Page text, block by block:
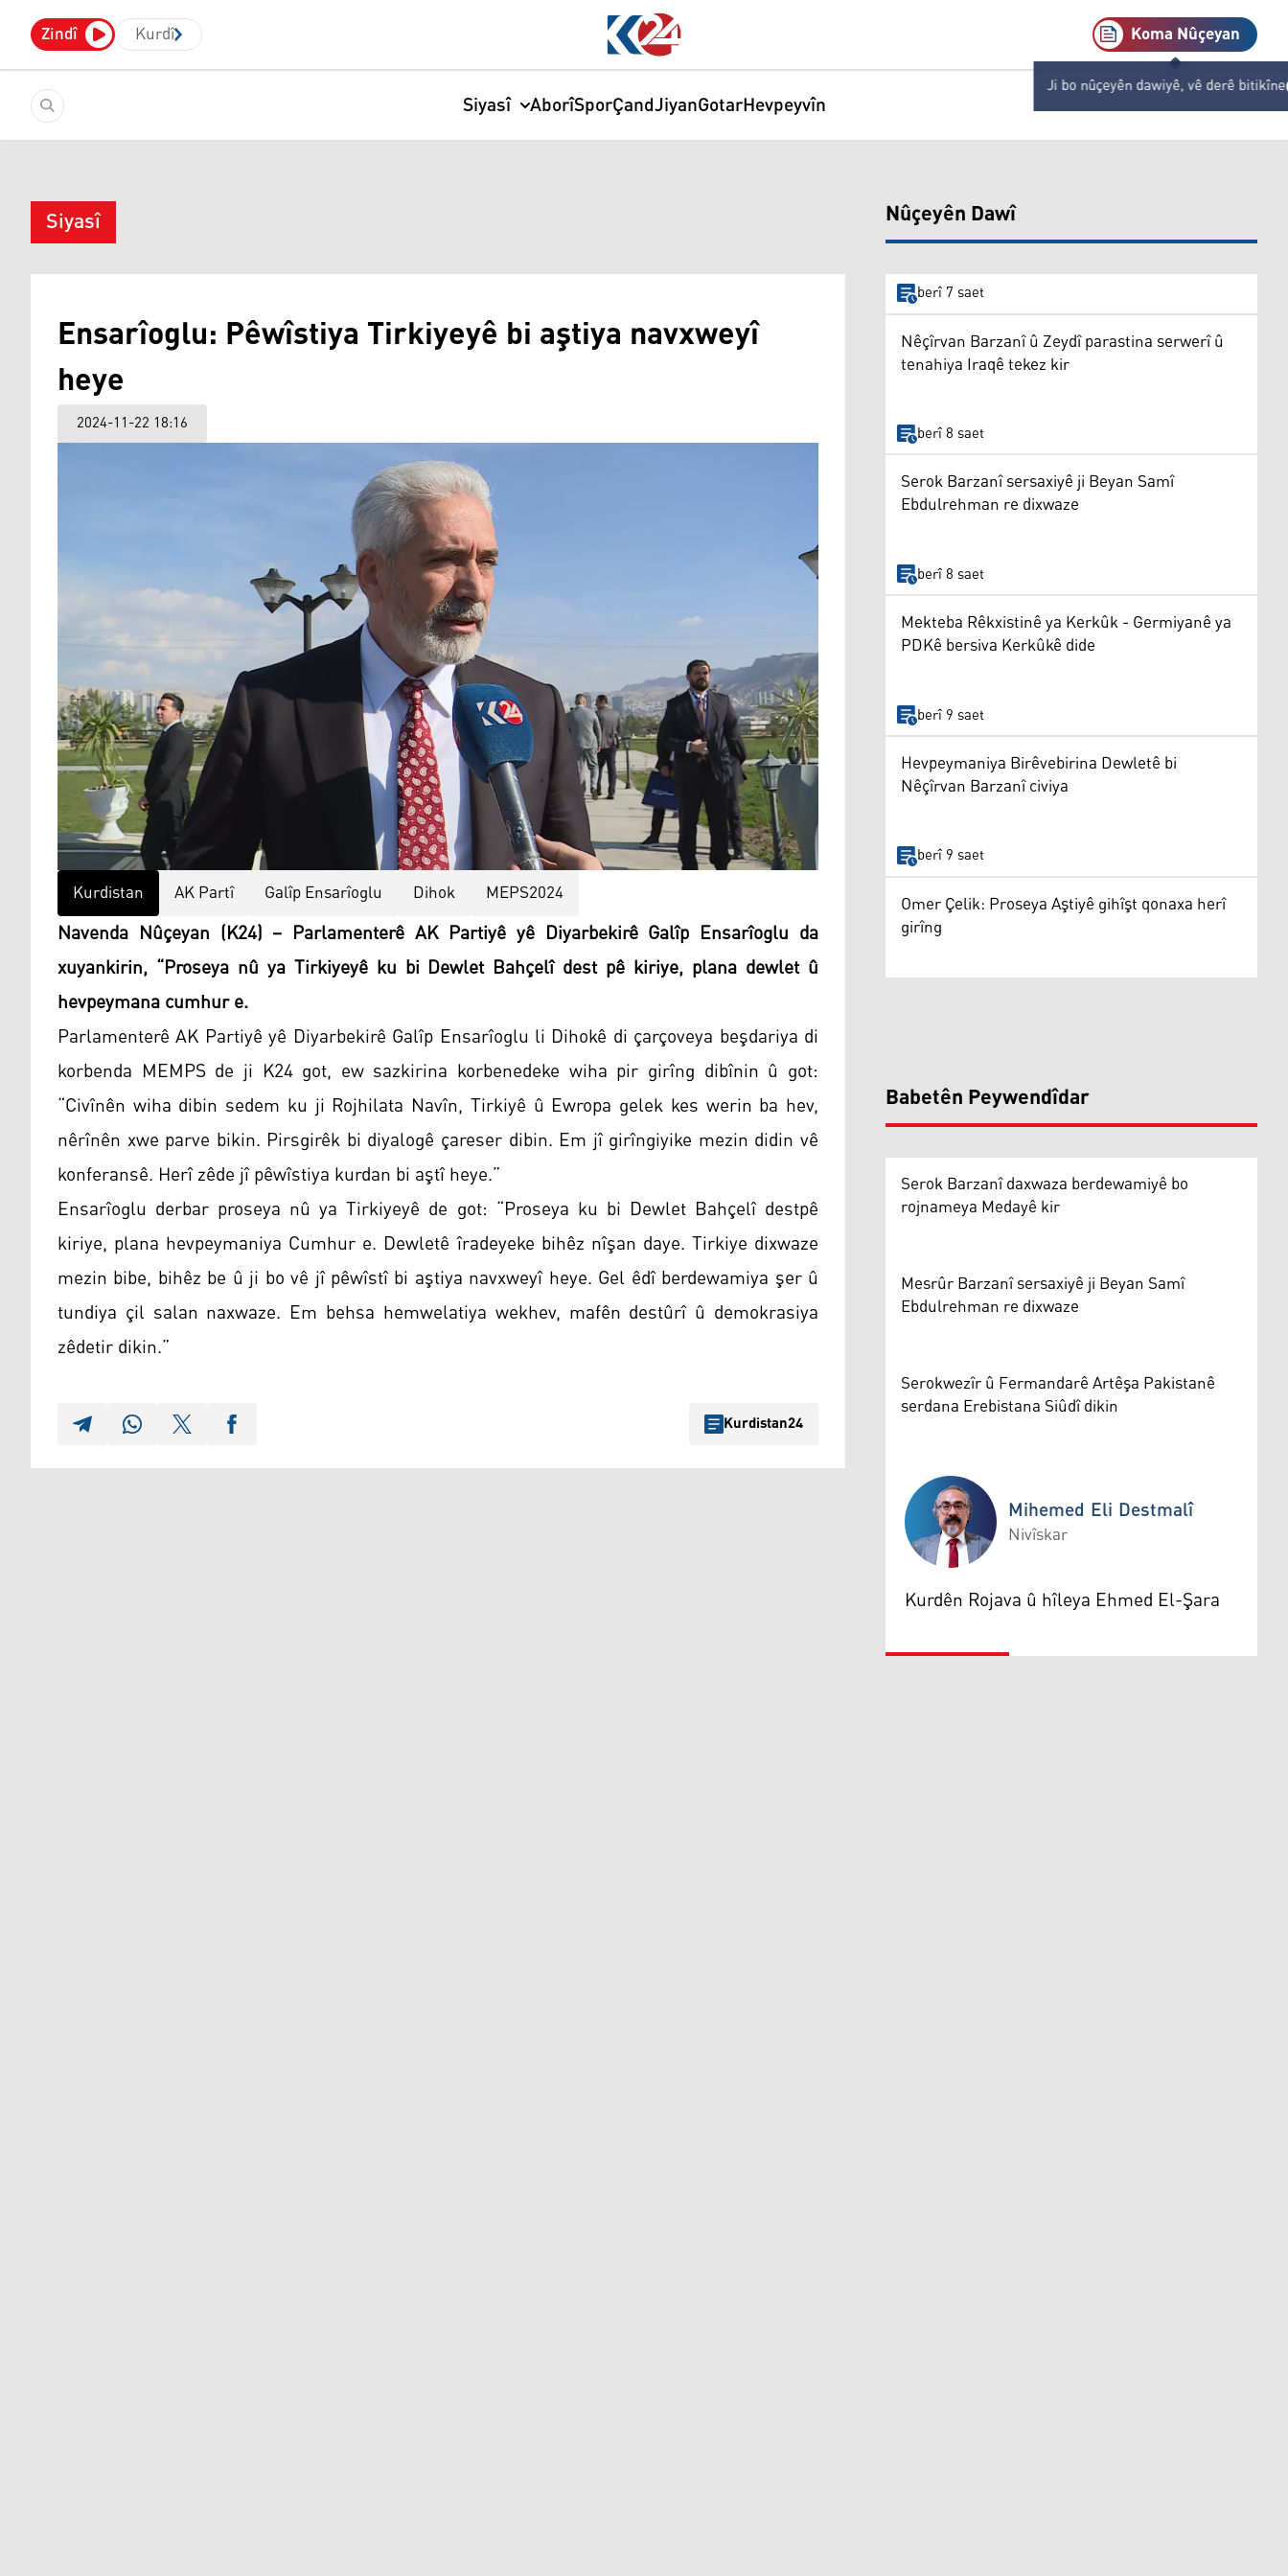
Zindî Kurdî Koma Nûçeyan
Ji bo nûçeyên dawiyê, vê derê bitikîne
Siyasî AborîSporÇandJiyanGotarHevpeyvîn
Siyasî
Ensarîoglu: Pêwîstiya Tirkiyeyê bi aştiya navxweyî
heye
2024-11-22 18:16
Kurdistan AK Partî Galîp Ensarîoglu Dihok MEPS2024
Navenda Nûçeyan (K24) – Parlamenterê AK Partiyê yê Diyarbekirê Galîp Ensarîoglu da
xuyankirin, “Proseya nû ya Tirkiyeyê ku bi Dewlet Bahçelî dest pê kiriye, plana dewlet û
hevpeymana cumhur e.
Parlamenterê AK Partiyê yê Diyarbekirê Galîp Ensarîoglu li Dihokê di çarçoveya beşdariya di
korbenda MEMPS de ji K24 got, ew sazkirina korbenedeke wiha pir girîng dibînin û got:
“Civînên wiha dibin sedem ku ji Rojhilata Navîn, Tirkiyê û Ewropa gelek kes werin ba hev,
nêrînên xwe parve bikin. Pirsgirêk bi diyalogê çareser dibin. Em jî girîngiyike mezin didin vê
konferansê. Herî zêde jî pêwîstiya kurdan bi aştî heye.”
Ensarîoglu derbar proseya nû ya Tirkiyeyê de got: “Proseya ku bi Dewlet Bahçelî destpê
kiriye, plana hevpeymaniya Cumhur e. Dewletê îradeyeke bihêz nîşan daye. Tirkiye dixwaze
mezin bibe, bihêz be û ji bo vê jî pêwîstî bi aştiya navxweyî heye. Gel êdî berdewamiya şer û
tundiya çil salan naxwaze. Em behsa hemwelatiya wekhev, mafên destûrî û demokrasiya
zêdetir dikin.”
Kurdistan24
Nûçeyên Dawî
berî 7 saet
Nêçîrvan Barzanî û Zeydî parastina serwerî û
tenahiya Iraqê tekez kir
berî 8 saet
Serok Barzanî sersaxiyê ji Beyan Samî
Ebdulrehman re dixwaze
berî 8 saet
Mekteba Rêkxistinê ya Kerkûk - Germiyanê ya
PDKê bersiva Kerkûkê dide
berî 9 saet
Hevpeymaniya Birêvebirina Dewletê bi
Nêçîrvan Barzanî civiya
berî 9 saet
Omer Çelik: Proseya Aştiyê gihîşt qonaxa herî
girîng
Babetên Peywendîdar
Serok Barzanî daxwaza berdewamiyê bo
rojnameya Medayê kir
Mesrûr Barzanî sersaxiyê ji Beyan Samî
Ebdulrehman re dixwaze
Serokwezîr û Fermandarê Artêşa Pakistanê
serdana Erebistana Siûdî dikin
Mihemed Eli Destmalî
Mihemed Eli Destmalî
Nivîskar
Kurdên Rojava û hîleya Ehmed El-Şara